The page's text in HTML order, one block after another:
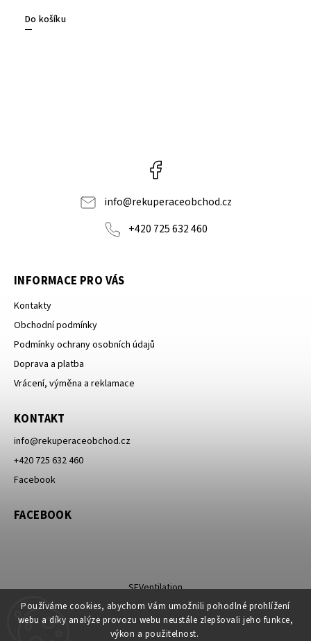
Používáme cookies, abychom Vám umožnili pohodlné prohlížení
webu a díky analýze provozu webu neustále zlepšovali jeho funkce,
výkon a použitelnost.
Do košíku
info@rekuperaceobchod.cz
+420 725 632 460
INFORMACE PRO VÁS
Kontakty
Obchodní podmínky
Podmínky ochrany osobních údajů
Doprava a platba
Vrácení, výměna a reklamace
KONTAKT
info@rekuperaceobchod.cz
+420 725 632 460
Facebook
FACEBOOK
SEVentilation